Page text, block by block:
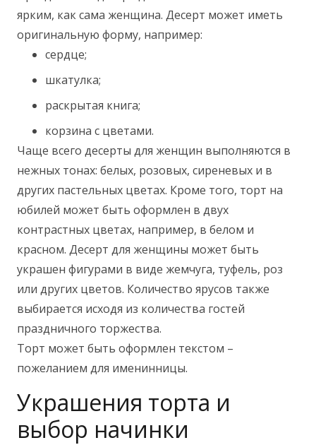
ярким, как сама женщина. Десерт может иметь
оригинальную форму, например:
сердце;
шкатулка;
раскрытая книга;
корзина с цветами.
Чаще всего десерты для женщин выполняются в
нежных тонах: белых, розовых, сиреневых и в
других пастельных цветах. Кроме того, торт на
юбилей может быть оформлен в двух
контрастных цветах, например, в белом и
красном. Десерт для женщины может быть
украшен фигурами в виде жемчуга, туфель, роз
или других цветов. Количество ярусов также
выбирается исходя из количества гостей
праздничного торжества.
Торт может быть оформлен текстом –
пожеланием для именинницы.
Украшения торта и
выбор начинки